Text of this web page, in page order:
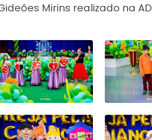
Mirins realizado na AD